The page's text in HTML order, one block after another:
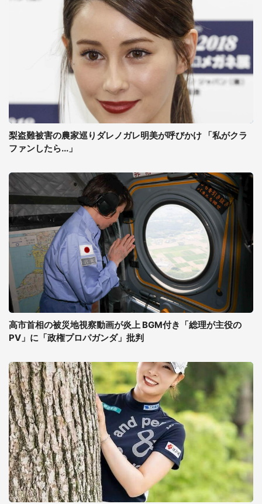
梨盗難被害の農家巡りダレノガレ明美が呼びかけ 「私がクラ
ファンしたら...」
高市首相の被災地視察動画が炎上 BGM付き「総理が主役の
PV」に「政権プロパガンダ」批判